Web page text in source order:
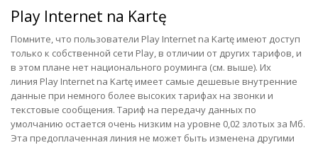
Play Internet na Kartę
Помните, что пользователи Play Internet na Kartę имеют доступ
только к собственной сети Play, в отличии от других тарифов, и
в этом плане нет национального роуминга (см. выше). Их
линия Play Internet na Kartę имеет самые дешевые внутренние
данные при немного более высоких тарифах на звонки и
текстовые сообщения. Тариф на передачу данных по
умолчанию остается очень низким на уровне 0,02 злотых за Мб.
Эта предоплаченная линия не может быть изменена другими